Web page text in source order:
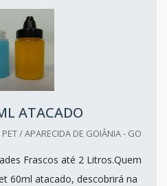
ATACADO
/ APARECIDA DE GOIÂNIA - GO
Frascos até 2 Litros.Quem
60ml atacado, descobrirá na